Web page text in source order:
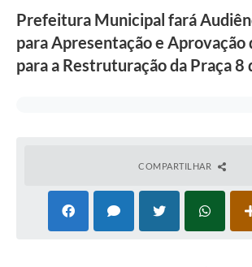
Ouvidoria
A Prefeitura
PSS Unificado 2025
PROGRAMA DE INCUBAÇÃO DA INCUBADORA
Prefeitura Municipal fará
para Apresentação e Aprovação
para a Restruturação da Praça 8
COMPARTILHAR